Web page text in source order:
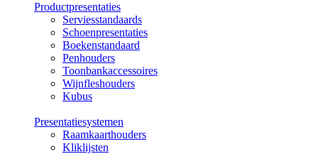
Productpresentaties
Serviesstandaards
Schoenpresentaties
Boekenstandaard
Penhouders
Toonbankaccessoires
Wijnfleshouders
Kubus
Presentatiesystemen
Raamkaarthouders
Kliklijsten